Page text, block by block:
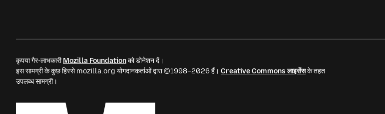
कृपया गैर-लाभकारीMozilla Foundationको डोनेशन दें।
इस सामग्री के कुछ हिस्से mozilla.org योगदानकर्ताओं द्वारा ©1998–2026 हैं। Creative Commons लाइसेंसके तहत
उपलब्ध सामग्री।